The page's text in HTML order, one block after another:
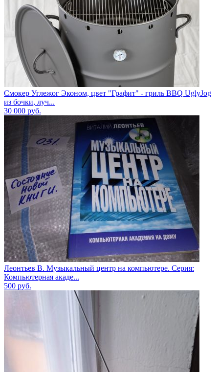
Смокер Углежог Эконом, цвет "Графит" - гриль BBQ UglyJog
из бочки, луч...
30 000 руб.
Леонтьев В. Музыкальный центр на компьютере. Серия:
Компьютерная акаде...
500 руб.